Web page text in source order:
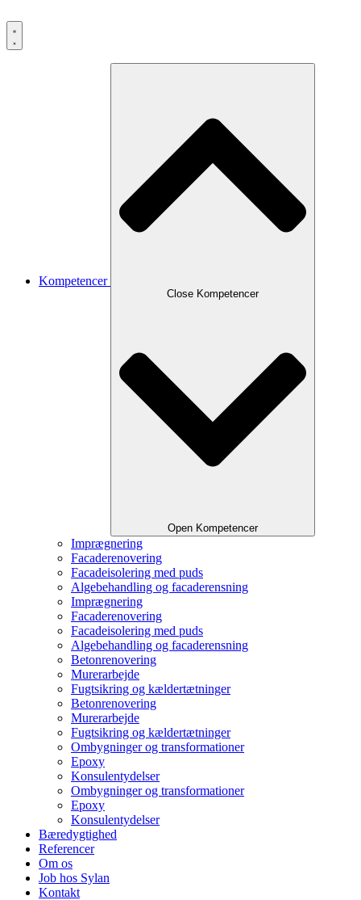
Kompetencer
Close Kompetencer
Open Kompetencer
Imprægnering
Facaderenovering
Facadeisolering med puds
Algebehandling og facaderensning
Imprægnering
Facaderenovering
Facadeisolering med puds
Algebehandling og facaderensning
Betonrenovering
Murerarbejde
Fugtsikring og kældertætninger
Betonrenovering
Murerarbejde
Fugtsikring og kældertætninger
Ombygninger og transformationer
Epoxy
Konsulentydelser
Ombygninger og transformationer
Epoxy
Konsulentydelser
Bæredygtighed
Referencer
Om os
Job hos Sylan
Kontakt